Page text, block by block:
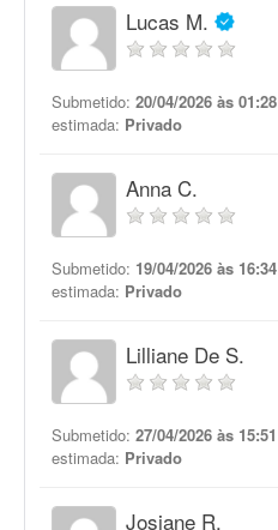
Lucas M.
Submetido: 20/04/2026 às 01:28
estimada: Privado
Anna C.
Submetido: 19/04/2026 às 16:34
estimada: Privado
Lilliane De S.
Submetido: 27/04/2026 às 15:51
estimada: Privado
Josiane R.